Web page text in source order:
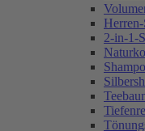
2-in-1-